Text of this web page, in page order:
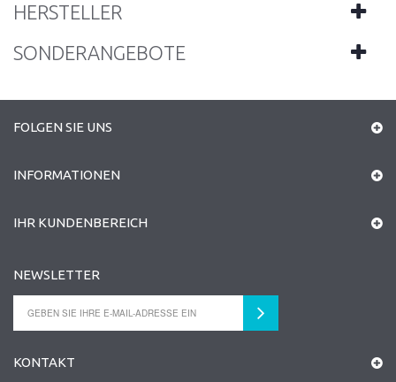
HERSTELLER
SONDERANGEBOTE
FOLGEN SIE UNS
INFORMATIONEN
IHR KUNDENBEREICH
NEWSLETTER
KONTAKT